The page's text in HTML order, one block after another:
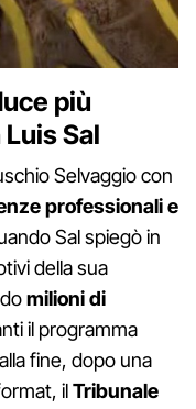
più
Sal
Selvaggio con
professionali e
Sal spiegò in
della sua
milioni di
il programma
fine, dopo una
ilTribunale